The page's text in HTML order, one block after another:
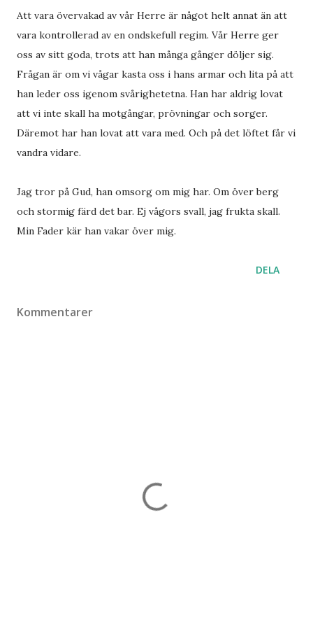
Att vara övervakad av vår Herre är något helt annat än att
vara kontrollerad av en ondskefull regim. Vår Herre ger
oss av sitt goda, trots att han många gånger döljer sig.
Frågan är om vi vågar kasta oss i hans armar och lita på att
han leder oss igenom svårighetetna. Han har aldrig lovat
att vi inte skall ha motgångar, prövningar och sorger.
Däremot har han lovat att vara med. Och på det löftet får vi
vandra vidare.
Jag tror på Gud, han omsorg om mig har. Om över berg
och stormig färd det bar. Ej vågors svall, jag frukta skall.
Min Fader kär han vakar över mig.
DELA
Kommentarer